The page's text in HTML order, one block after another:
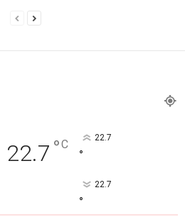
22.7 °C 22.7
°
22.7
°